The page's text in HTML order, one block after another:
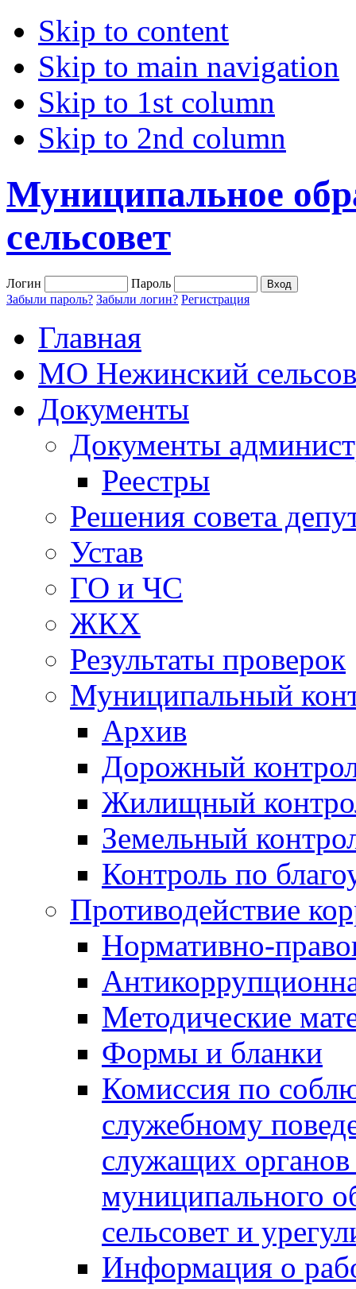
Skip to content
Skip to main navigation
Skip to 1st column
Skip to 2nd column
Муниципальное
сельсовет
Логин
Пароль
Забыли пароль? Забыли логин? Регистрация
Главная
МО Нежинский
Документы
Документы
Реестры
Решения совета
Устав
ГО и ЧС
ЖКХ
Результаты проверок
Муниципальный
Архив
Дорожный
Жилищный
Земельный
Контроль по
Противодействие
Нормативно-
Методические
Формы и бланки
Комиссия по
служебному
служащих органов
муниципального
сельсовет и
Информация о